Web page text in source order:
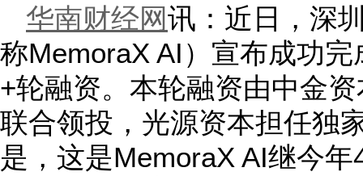
华南财经网讯：近日，深
称MemoraX AI）宣布成功
+轮融资。本轮融资由中金
联合领投，光源资本担任独
是，这是MemoraX AI继今